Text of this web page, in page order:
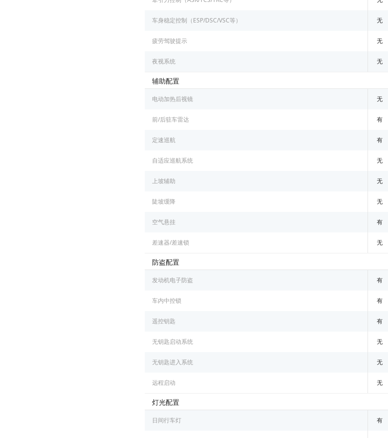
车身稳定控制（ESP/DSC/VSC等） 无
疲劳驾驶提示 无
夜视系统 无
辅助配置
电动加热后视镜 无
前/后驻车雷达 有
定速巡航 有
自适应巡航系统 无
上坡辅助 无
陡坡缓降 无
空气悬挂 有
差速器/差速锁 无
防盗配置
发动机电子防盗 有
车内中控锁 有
遥控钥匙 有
无钥匙启动系统 无
无钥匙进入系统 无
远程启动 无
灯光配置
日间行车灯 有